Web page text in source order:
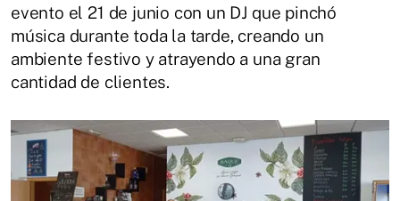
evento el 21 de junio con un DJ que pinchó
música durante toda la tarde, creando un
ambiente festivo y atrayendo a una gran
cantidad de clientes.